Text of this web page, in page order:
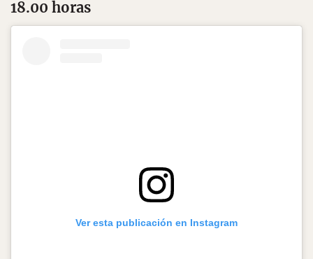
18.00 horas
Ver esta publicación en Instagram